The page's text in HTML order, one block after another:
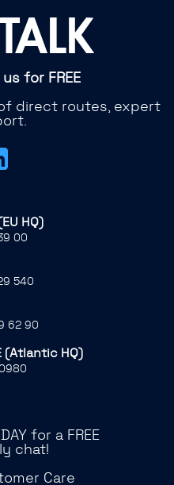
for FREE
of direct routes, expert
HQ)
00
540
62 90
(Atlantic HQ)
for a FREE
chat!
Care